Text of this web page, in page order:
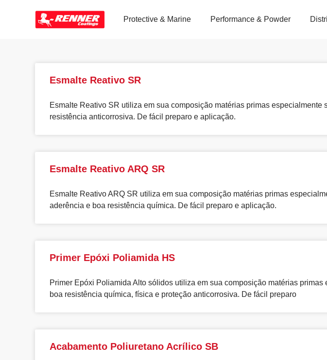
Protective & Marine Performance & Powder
Esmalte Reativo SR
Esmalte Reativo SR utiliza em sua composição matérias primas
resistência anticorrosiva. De fácil preparo e aplicação.
Esmalte Reativo ARQ SR
Esmalte Reativo ARQ SR utiliza em sua composição matérias primas
aderência e boa resistência química. De fácil preparo e aplicação.
Primer Epóxi Poliamida HS
Primer Epóxi Poliamida Alto sólidos utiliza em sua composição matérias
boa resistência química, física e proteção anticorrosiva. De fácil preparo
Acabamento Poliuretano Acrílico SB